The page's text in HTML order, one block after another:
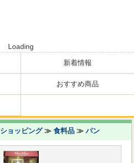
Loading
新着情報
おすすめ商品
ショッピング≫食料品 ≫パン